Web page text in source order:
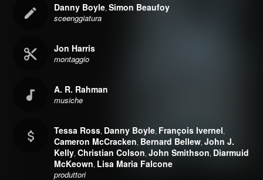
Danny Boyle,Simon Beaufoy
sceenggiatura
Jon Harris
montaggio
A. R. Rahman
musiche
Tessa Ross, Danny Boyle, François Ivernel,
Cameron McCracken, Bernard Bellew,John J.
Kelly,Christian Colson,John Smithson, Diarmuid
McKeown, Lisa Maria Falcone
produttori